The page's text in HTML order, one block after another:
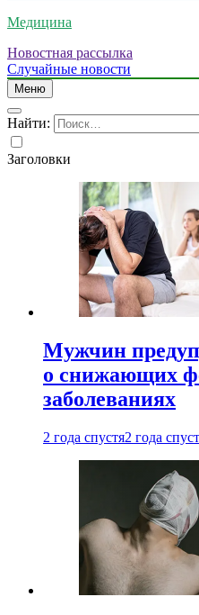
Медицина
Новостная рассылка
Случайные новости
Меню
Найти:
Заголовки
Мужчин
о снижающих
заболеваниях
2 года спустя2 года